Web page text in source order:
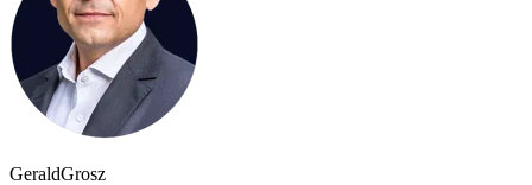
GeraldGrosz